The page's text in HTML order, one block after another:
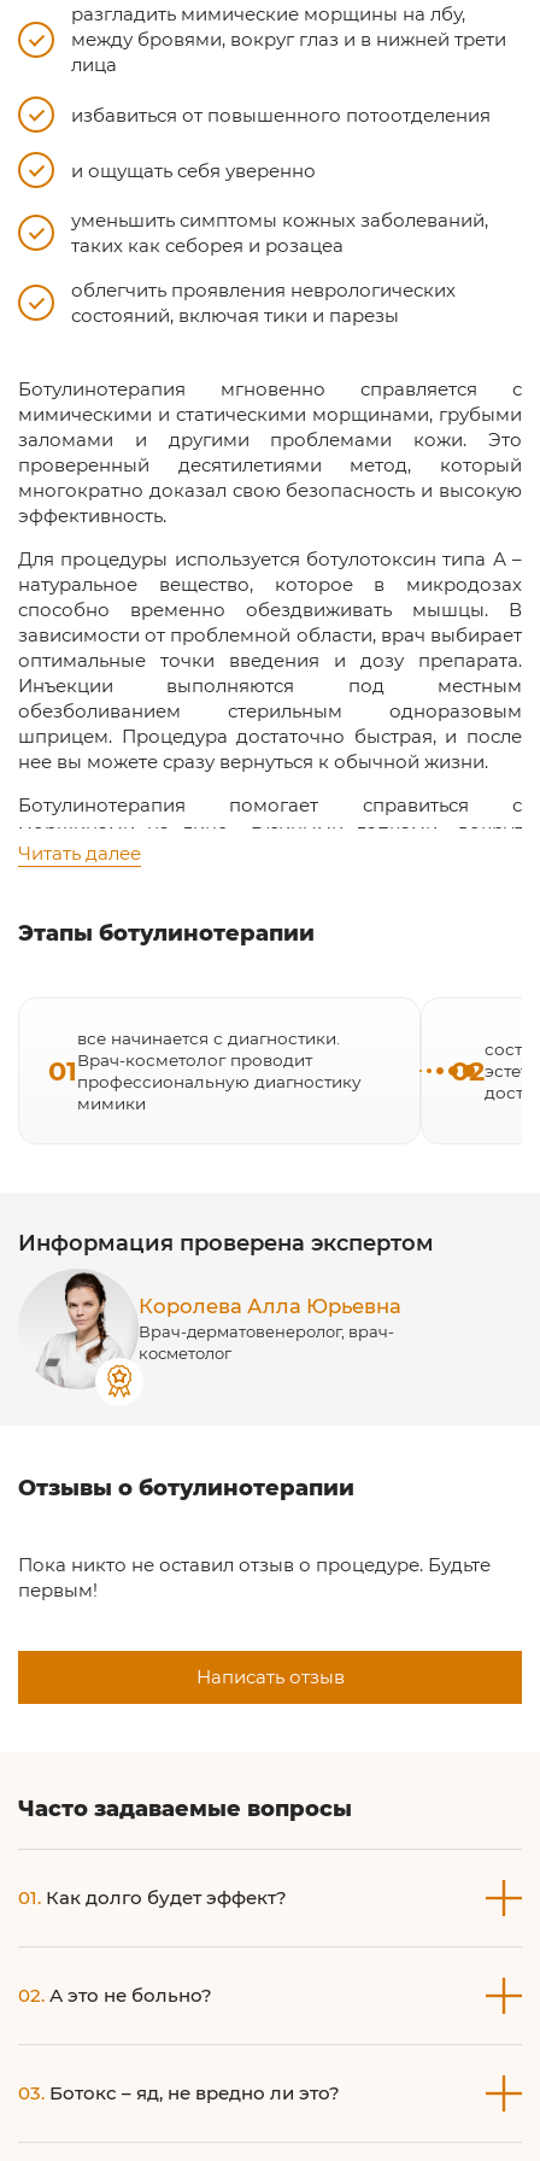
разгладить мимические морщины на лбу,
между бровями, вокруг глаз и в нижней трети
лица
избавиться от повышенного потоотделения
и ощущать себя уверенно
уменьшить симптомы кожных заболеваний,
таких как себорея и розацеа
облегчить проявления неврологических
состояний, включая тики и парезы
Ботулинотерапия мгновенно справляется с
мимическими и статическими морщинами, грубыми
заломами и другими проблемами кожи. Это
проверенный десятилетиями метод, который
многократно доказал свою безопасность и высокую
эффективность.
Для процедуры используется ботулотоксин типа А –
натуральное вещество, которое в микродозах
способно временно обездвиживать мышцы. В
зависимости от проблемной области, врач выбирает
оптимальные точки введения и дозу препарата.
Инъекции выполняются под местным
обезболиванием стерильным одноразовым
шприцем. Процедура достаточно быстрая, и после
нее вы можете сразу вернуться к обычной жизни.
Ботулинотерапия помогает справиться с
морщинами на лице, «гусиными лапками» вокруг
глаз, скорректировать носогубную и межбровную
снижает избыточную потливость в проблемных
моложе без операции всего за 1 сеанс.
Читать далее
Этапы ботулинотерапии
01
все начинается с диагностики.
Врач-косметолог проводит
профессиональную диагностику
мимики
02
Информация проверена экспертом
Королева Алла Юрьевна
Врач-дерматовенеролог, врач-
косметолог
Отзывы о ботулинотерапии
Пока никто не оставил отзыв о процедуре. Будьте
первым!
Написать отзыв
Часто задаваемые вопросы
01. Как долго будет эффект?
3-6 месяцев, зависит от индивидуальной активности
вашей мимики и обмена веществ вашего организма.
02. А это не больно?
Игла тонкая, возможна местная анестезия или
охлаждение точки инъекции, поэтому болезненность
03. Ботокс – яд, не вредно ли это?